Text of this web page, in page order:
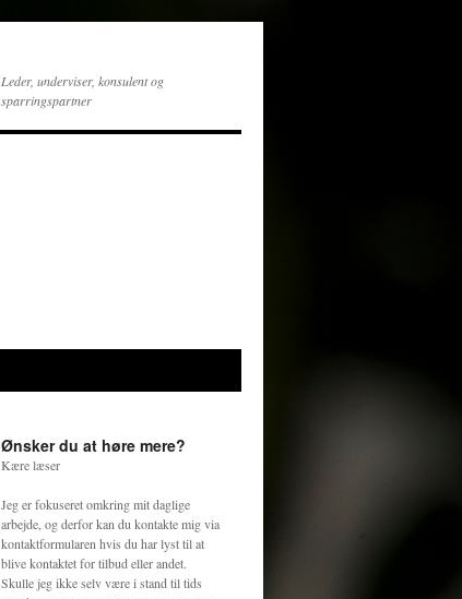
Leder, underviser, konsulent og
sparringspartner
Ønsker du at høre mere?
Kære læser
Jeg er fokuseret omkring mit daglige
arbejde, og derfor kan du kontakte mig via
kontaktformularen hvis du har lyst til at
blive kontaktet for tilbud eller andet.
Skulle jeg ikke selv være i stand til tids